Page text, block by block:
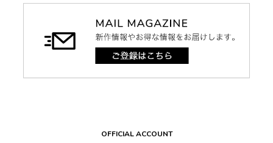
OFFICIAL ACCOUNT